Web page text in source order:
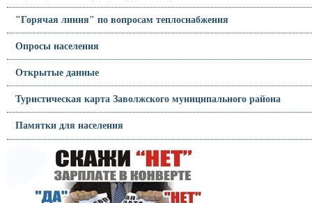
"Горячая линия" по вопросам теплоснабжения
Опросы населения
Открытые данные
Туристическая карта Заволжского муниципального района
Памятки для населения